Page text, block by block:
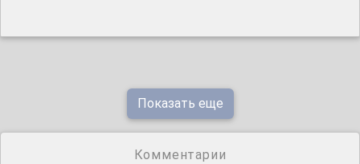
Показать еще
Комментарии